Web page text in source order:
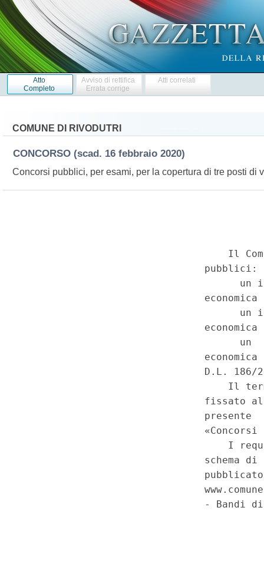
Atto
Completo
Avviso di rettifica
Errata corrige
Atti correlati
COMUNE DI RIVODUTRI
CONCORSO (scad. 16 febbraio 2020)
Concorsi pubblici, per esami, per la copertura di tre posti di